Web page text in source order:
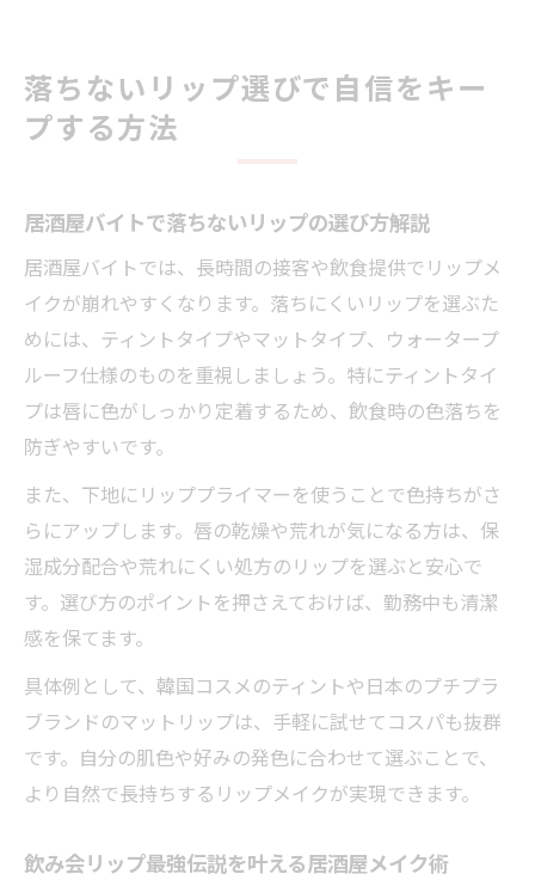
落ちないリップ選びで自信をキー
プする方法
居酒屋バイトで落ちないリップの選び方解説
居酒屋バイトでは、長時間の接客や飲食提供でリップメ
イクが崩れやすくなります。落ちにくいリップを選ぶた
めには、ティントタイプやマットタイプ、ウォータープ
ルーフ仕様のものを重視しましょう。特にティントタイ
プは唇に色がしっかり定着するため、飲食時の色落ちを
防ぎやすいです。
また、下地にリッププライマーを使うことで色持ちがさ
らにアップします。唇の乾燥や荒れが気になる方は、保
湿成分配合や荒れにくい処方のリップを選ぶと安心で
す。選び方のポイントを押さえておけば、勤務中も清潔
感を保てます。
具体例として、韓国コスメのティントや日本のプチプラ
ブランドのマットリップは、手軽に試せてコスパも抜群
です。自分の肌色や好みの発色に合わせて選ぶことで、
より自然で長持ちするリップメイクが実現できます。
飲み会リップ最強伝説を叶える居酒屋メイク術